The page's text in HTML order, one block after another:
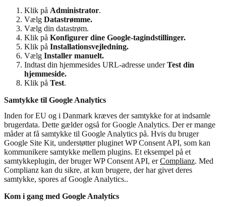
Klik på Administrator.
Vælg Datastrømme.
Vælg din datastrøm.
Klik på Konfigurer dine Google-tagindstillinger.
Klik på Installationsvejledning.
Vælg Installer manuelt.
Indtast din hjemmesides URL-adresse underTest din
hjemmeside.
Klik på Test.
Samtykke til Google Analytics
Inden for EU og i Danmark kræves der samtykke for at indsamle
brugerdata. Dette gælder også for Google Analytics. Der er mange
måder at få samtykke til Google Analytics på. Hvis du bruger
Google Site Kit, understøtter pluginet WP Consent API, som kan
kommunikere samtykke mellem plugins. Et eksempel på et
samtykkeplugin, der bruger WP Consent API, erComplianz. Med
Complianz kan du sikre, at kun brugere, der har givet deres
samtykke, spores af Google Analytics..
Kom i gang med Google Analytics